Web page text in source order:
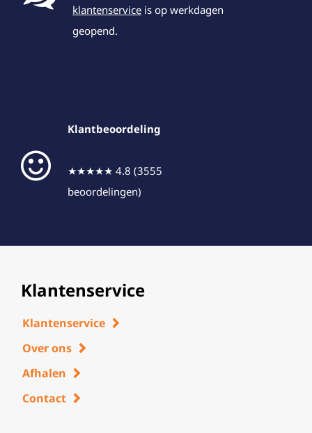
klantenservice is op werkdagen
geopend.
Klantbeoordeling
★★★★★ 4.8 (3555
beoordelingen)
Klantenservice
Klantenservice
Over ons
Afhalen
Contact